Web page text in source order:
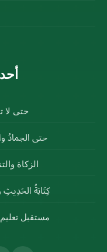
حتى لا
حتى الجمادُ
الزكاة
كِتَابَةُ
مستقبل